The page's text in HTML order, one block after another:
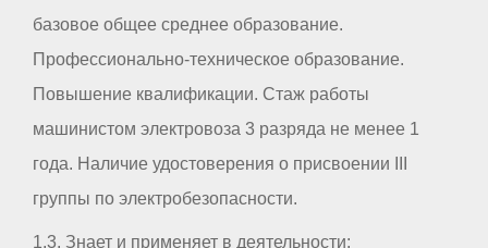
базовое общее среднее образование.
Профессионально-техническое образование.
Повышение квалификации. Стаж работы
машинистом электровоза 3 разряда не менее 1
года. Наличие удостоверения о присвоении III
группы по электробезопасности.
1.3. Знает и применяет в деятельности: